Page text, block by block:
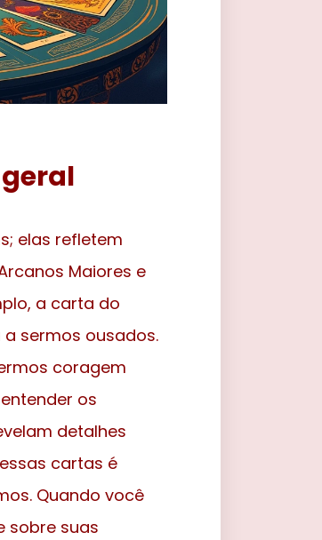
elas refletem
Maiores e
a carta do
sermos ousados.
coragem
os
detalhes
cartas é
Quando você
sobre suas